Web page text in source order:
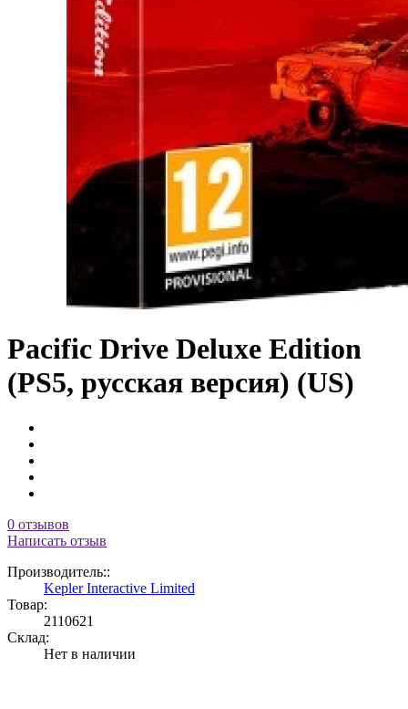
Pacific Drive Deluxe Edition
(PS5, русская версия) (US)
0 отзывов
Написать отзыв
Производитель::
Kepler Interactive Limited
Товар:
2110621
Склад:
Нет в наличии